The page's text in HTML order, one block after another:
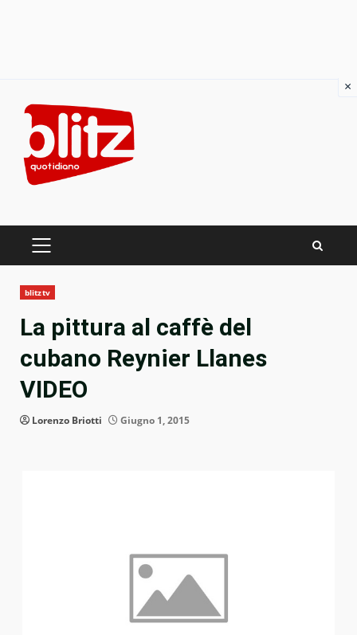
content
PRIMARY
blitztv
La pittura al caffè del
cubano Reynier Llanes
VIDEO
Lorenzo Briotti Giugno 1, 2015
×